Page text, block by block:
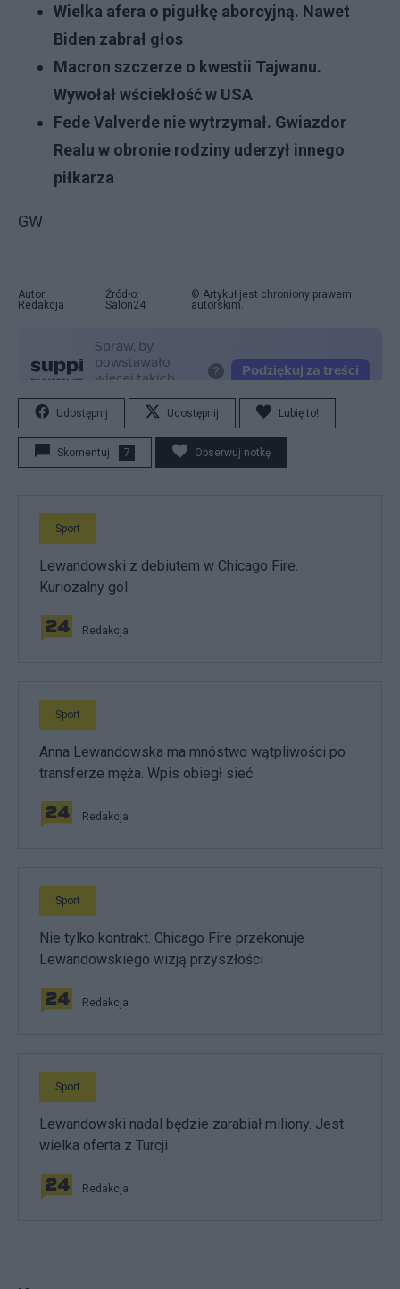
Wielka afera o pigułkę aborcyjną. Nawet
Biden zabrał głos
Macron szczerze o kwestii Tajwanu.
Wywołał wściekłość w USA
Fede Valverde nie wytrzymał. Gwiazdor
Realu w obronie rodziny uderzył innego
piłkarza
GW
Autor:
Redakcja
Źródło:
Salon24
© Artykuł jest chroniony prawem
autorskim.
Udostępnij Udostępnij Lubię to!
Skomentuj 7 Obserwuj notkę
Sport
Lewandowski z debiutem w Chicago Fire.
Kuriozalny gol
Redakcja
Sport
Anna Lewandowska ma mnóstwo wątpliwości po
transferze męża. Wpis obiegł sieć
Redakcja
Sport
Nie tylko kontrakt. Chicago Fire przekonuje
Lewandowskiego wizją przyszłości
Redakcja
Sport
Lewandowski nadal będzie zarabiał miliony. Jest
wielka oferta z Turcji
Redakcja